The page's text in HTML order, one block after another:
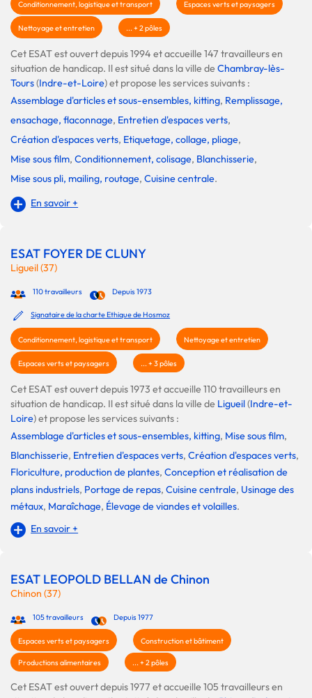
Conditionnement, logistique et transport Espaces verts et paysagers
Nettoyage et entretien ... + 2 pôles
Cet ESAT est ouvert depuis 1994 et accueille 147 travailleurs en
situation de handicap. Il est situé dans la ville deChambray-lès-
Tours(Indre-et-Loire) et propose les services suivants :
Assemblage d'articles et sous-ensembles, kitting, Remplissage,
ensachage, flaconnage, Entretien d'espaces verts,
Création d'espaces verts, Etiquetage, collage, pliage,
Mise sous film, Conditionnement, colisage, Blanchisserie,
Mise sous pli, mailing, routage, Cuisine centrale.
En savoir +
ESAT FOYER DE CLUNY
Ligueil (37)
110 travailleurs Depuis 1973
Signataire de la charte Ethique de Hosmoz
Conditionnement, logistique et transport Nettoyage et entretien
Espaces verts et paysagers ... + 3 pôles
Cet ESAT est ouvert depuis 1973 et accueille 110 travailleurs en
situation de handicap. Il est situé dans la ville de Ligueil(Indre-et-
Loire) et propose les services suivants :
Assemblage d'articles et sous-ensembles, kitting, Mise sous film,
Blanchisserie, Entretien d'espaces verts, Création d'espaces verts,
Floriculture, production de plantes, Conception et réalisation de
plans industriels, Portage de repas, Cuisine centrale, Usinage des
métaux, Maraîchage, Élevage de viandes et volailles.
En savoir +
ESAT LEOPOLD BELLAN de Chinon
Chinon (37)
105 travailleurs Depuis 1977
Espaces verts et paysagers Construction et bâtiment
Productions alimentaires ... + 2 pôles
Cet ESAT est ouvert depuis 1977 et accueille 105 travailleurs en